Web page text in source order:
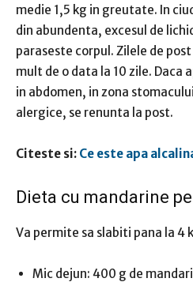
medie 1,5 kg in greutate. In
din abundenta, excesul de
paraseste corpul. Zilele de
mult de o data la 10 zile. Daca
in abdomen, in zona
alergice, se renunta la post.
Citeste si: Ce este apa
Dieta cu mandarine
Va permite sa slabiti pana la 4
Mic dejun: 400 g de